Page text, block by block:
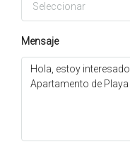
Seleccionar
Mensaje